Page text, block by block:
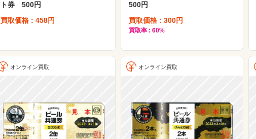
ト券 500円
買取価格 : 458円
500円
買取価格 : 300円
買取率 : 60%
オンライン買取 オンライン買取